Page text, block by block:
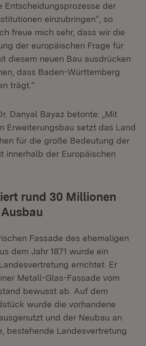
Entscheidungsprozesse der
einzubringen“, so
freue mich sehr, dass wir die
der europäischen Frage für
diesem neuen Bau ausdrücken
dass Baden-Württemberg
trägt.“
Danyal Bayaz betonte: „Mit
Erweiterungsbau setzt das Land
für die große Bedeutung der
innerhalb der Europäischen
rund 30 Millionen
Fassade des ehemaligen
dem Jahr 1871 wurde ein
errichtet. Er
Metall-Glas-Fassade vom
bewusst ab. Auf dem
wurde die vorhandene
und der Neubau an
bestehende Landesvertretung